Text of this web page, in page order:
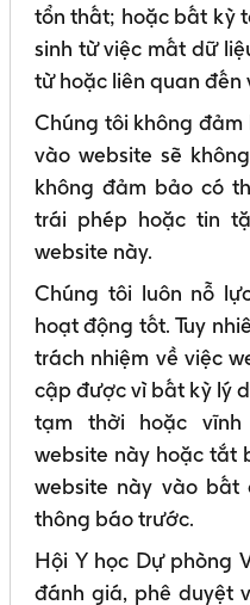
tổn thất; hoặc bất kỳ
sinh từ việc mất dữ
từ hoặc liên quan đến
Chúng tôi không
vào website sẽ
không đảm bảo có
trái phép hoặc tin
website này.
Chúng tôi luôn nỗ
hoạt động tốt. Tuy
trách nhiệm về việc
cập được vì bất kỳ lý
tạm thời hoặc
website này hoặc tắt
website này vào bất
thông báo trước.
Hội Y học Dự phòng
đánh giá, phê duyệt